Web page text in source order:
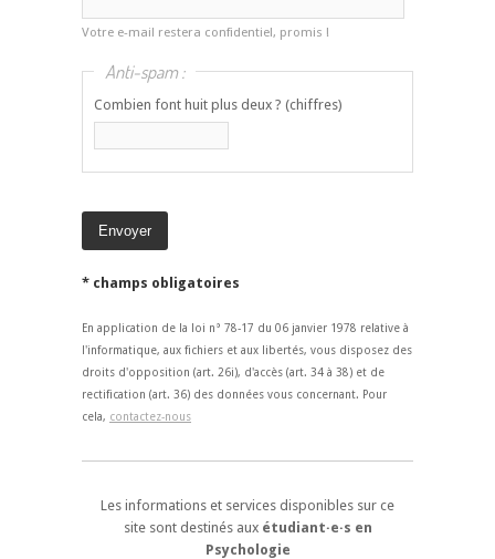
Votre e-mail restera confidentiel, promis !
Anti-spam :
Combien font huit plus deux ? (chiffres)
* champs obligatoires
En application de la loi n° 78-17 du 06 janvier 1978 relative à
l'informatique, aux fichiers et aux libertés, vous disposez des
droits d'opposition (art. 26i), d'accès (art. 34 à 38) et de
rectification (art. 36) des données vous concernant. Pour
cela, contactez-nous
Les informations et services disponibles sur ce
site sont destinés aux étudiant·e·s en
Psychologie